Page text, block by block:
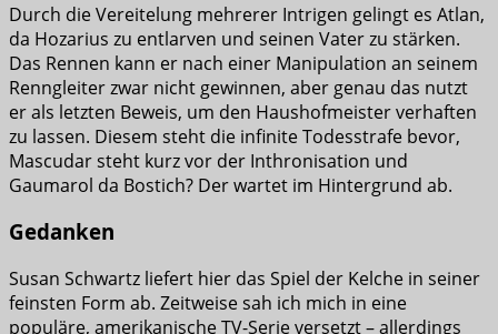
Durch die Vereitelung mehrerer Intrigen gelingt es Atlan,
da Hozarius zu entlarven und seinen Vater zu stärken.
Das Rennen kann er nach einer Manipulation an seinem
Renngleiter zwar nicht gewinnen, aber genau das nutzt
er als letzten Beweis, um den Haushofmeister verhaften
zu lassen. Diesem steht die infinite Todesstrafe bevor,
Mascudar steht kurz vor der Inthronisation und
Gaumarol da Bostich? Der wartet im Hintergrund ab.
Gedanken
Susan Schwartz liefert hier das Spiel der Kelche in seiner
feinsten Form ab. Zeitweise sah ich mich in eine
populäre, amerikanische TV-Serie versetzt – allerdings